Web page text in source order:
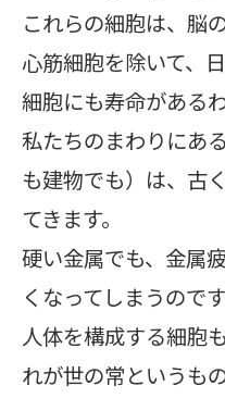
これらの細胞は、脳
心筋細胞を除いて、
細胞にも寿命がある
私たちのまわりにあ
も建物でも）は、古
てきます。
硬い金属でも、金属
くなってしまうのです
人体を構成する細胞
れが世の常というも